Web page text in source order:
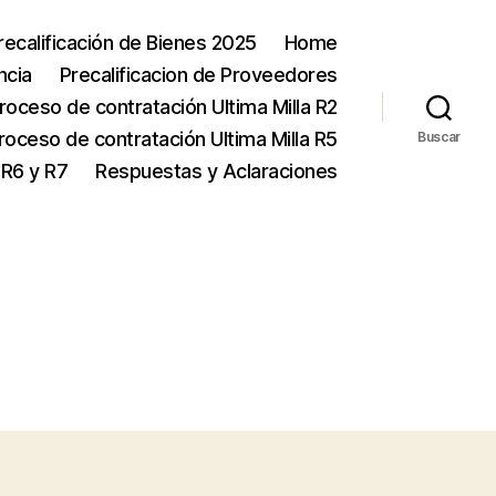
de Bienes 2025
Home
Precalificacion de Proveedores
de contratación Ultima Milla R2
de contratación Ultima Milla R5
y R7
Respuestas y Aclaraciones
Buscar